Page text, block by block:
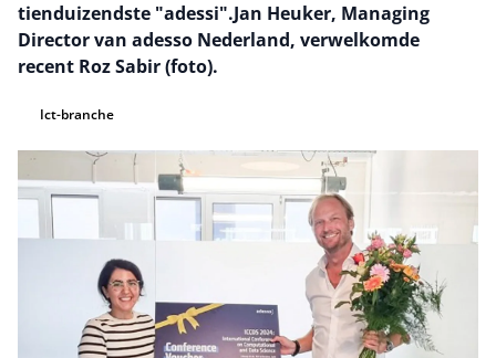
tienduizendste "adessi".Jan Heuker, Managing
Director van adesso Nederland, verwelkomde
recent Roz Sabir (foto).
Ict-branche